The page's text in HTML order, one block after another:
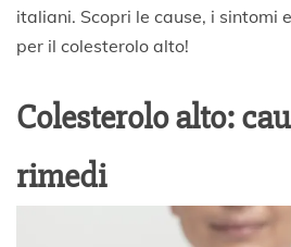
r
i
2
0
3
italiani. Scopri le cause, i sintomi
per il colesterolo alto!
Colesterolo alto:
rimedi